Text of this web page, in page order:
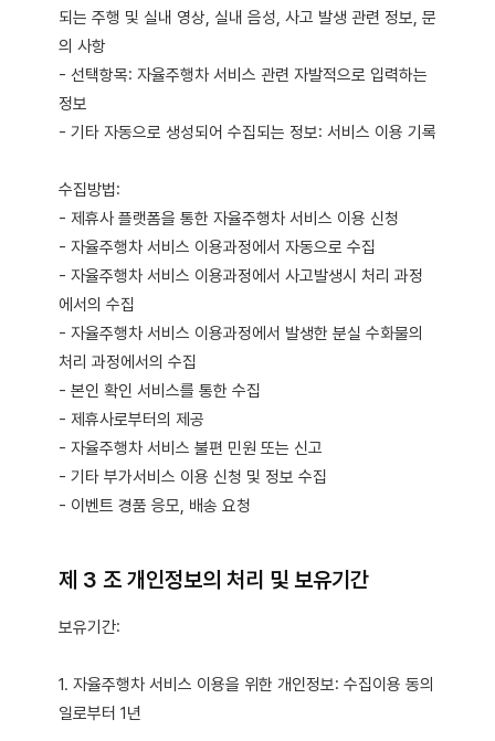
되는 주행 및 실내 영상, 실내 음성, 사고 발생 관련 정보, 문
의 사항
- 선택항목: 자율주행차 서비스 관련 자발적으로 입력하는
정보
- 기타 자동으로 생성되어 수집되는 정보: 서비스 이용 기록
수집방법:
- 제휴사 플랫폼을 통한 자율주행차 서비스 이용 신청
- 자율주행차 서비스 이용과정에서 자동으로 수집
- 자율주행차 서비스 이용과정에서 사고발생시 처리 과정
에서의 수집
- 자율주행차 서비스 이용과정에서 발생한 분실 수화물의
처리 과정에서의 수집
- 본인 확인 서비스를 통한 수집
- 제휴사로부터의 제공
- 자율주행차 서비스 불편 민원 또는 신고
- 기타 부가서비스 이용 신청 및 정보 수집
- 이벤트 경품 응모, 배송 요청
제 3 조 개인정보의 처리 및 보유기간
보유기간:
1. 자율주행차 서비스 이용을 위한 개인정보: 수집이용 동의
일로부터 1년